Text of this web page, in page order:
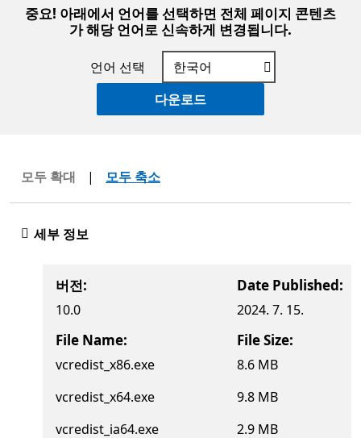
중요! 아래에서 언어를 선택하면 전체 페이지 콘텐츠
가 해당 언어로 신속하게 변경됩니다.
언어 선택
다운로드
모두 확대 | 모두 축소
세부 정보
버전:
10.0
Date Published:
2024. 7. 15.
File Name:
vcredist_x86.exe
vcredist_x64.exe
vcredist_ia64.exe
File Size:
8.6 MB
9.8 MB
2.9 MB